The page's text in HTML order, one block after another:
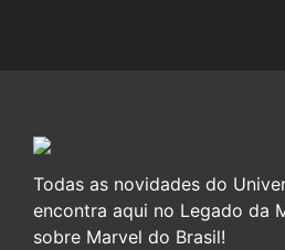
Todas as novidades do
encontra aqui no Legado da
sobre Marvel do Brasil!